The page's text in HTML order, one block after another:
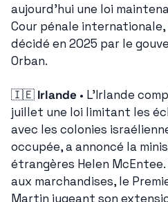
aujourd'hui une loi
Cour pénale
décidé en 2025 par le
Orban.
🇮🇪 Irlande • L'Irlande
juillet une loi limitant les
avec les colonies
occupée, a annoncé la
étrangères Helen
aux marchandises, le
Martin jugeant son